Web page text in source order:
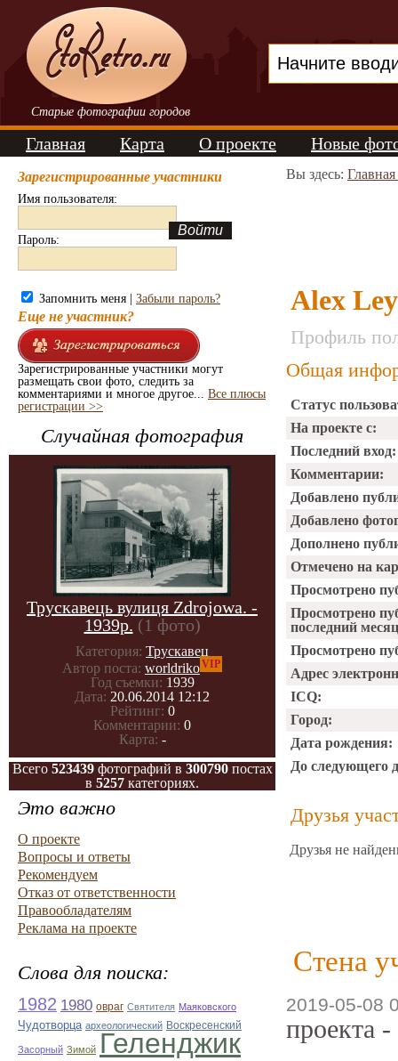
Старые фотографии городов
Главная Карта О проекте Новые
Зарегистрированные участники
Имя пользователя:
Пароль:
Запомнить меня | Забыли пароль?
Еще не участник?
Зарегистрированные участники могут
размещать свои фото, следить за
комментариями и многое другое... Все плюсы
регистрации >>
Случайная фотография
Трускавець вулиця Zdrojowa. -
1939р. (1 фото)
Категория: Трускавец
Автор поста: worldrikoVIP
Год съемки: 1939
Дата: 20.06.2014 12:12
Рейтинг: 0
Комментарии: 0
Карта: -
Всего 523439фотографий в 300790постах
в 5257 категориях.
Это важно
О проекте
Вопросы и ответы
Рекомендуем
Отказ от ответственности
Правообладателям
Реклама на проекте
Слова для поиска:
1982 1980 овраг Святителя Маяковского
Чудотворца археологический Воскресенский
Засорный Зимой Геленджик
Вы здесь:
Alex
Профиль
Общая
Статус
На проекте с:
Последний вход:
Комментарии:
Добавлено
Добавлено
Дополнено
Отмечено на
Просмотрено
Просмотрено
последний
Просмотрено
Адрес
ICQ:
Город:
Дата рождения:
До следующего
Друзья
Друзья не
Стена
2019-05-08
проекта